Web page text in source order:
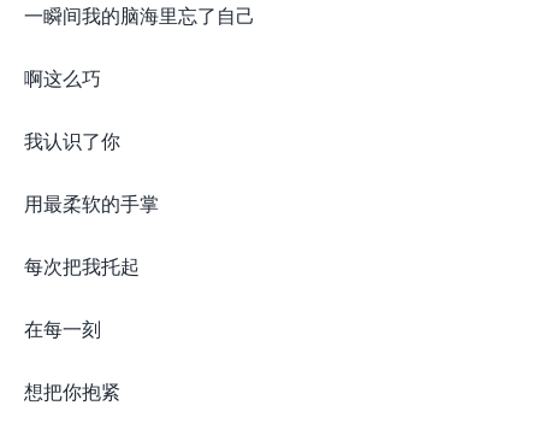
一瞬间我的脑海里忘了自己
啊这么巧
我认识了你
用最柔软的手掌
每次把我托起
在每一刻
想把你抱紧